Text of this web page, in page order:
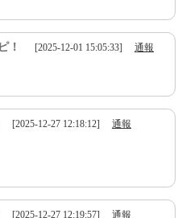
！ [2025-12-01 15:05:33] 通報
[2025-12-27 12:18:12] 通報
[2025-12-27 12:19:57] 通報